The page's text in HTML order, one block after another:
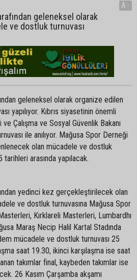
geleneksel olarak
ve dostluk turnuvası
A-
geleneksel olarak organize edilen
yapılıyor. Kıbrıs siyasetinin önemli
Çalışma ve Sosyal Güvenlik Bakanı
ile anılıyor. Mağusa Spor Derneği
olan mücadele ve dostluk
arasında yapılacak.
yedinci kez gerçekleştirilecek olan
ve dostluk turnuvasına Mağusa Spor
Kırklareli Masterleri, Lumbardhı
Maraş Necip Halil Kartal Stadında
mücadele ve dostluk turnuvası 25
saat 19.30, ikinci karşılaşma ise saat
takımlar final, kaybeden takımlar ise
26 Kasım Çarşamba akşamı